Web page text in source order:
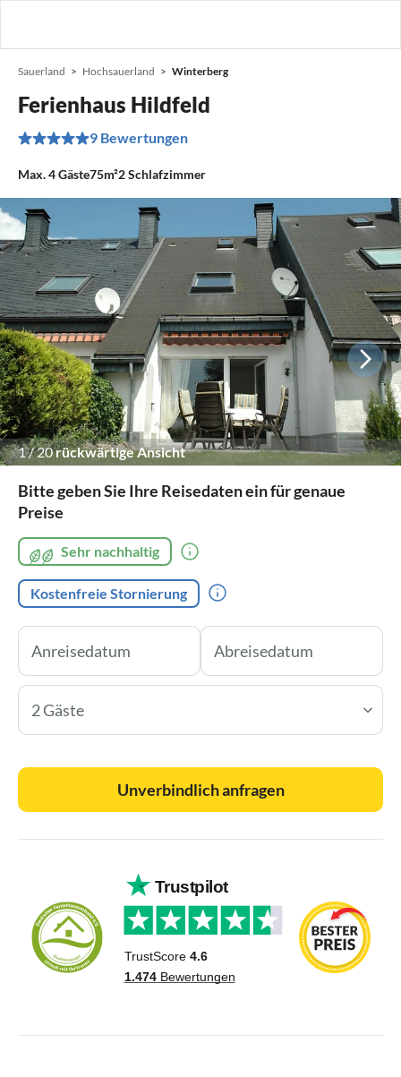
Sauerland Hochsauerland Winterberg
Ferienhaus Hildfeld
9 Bewertungen
Max.4Gäste75m²2Schlafzimmer
1/20rückwärtige Ansicht
Bitte geben Sie Ihre Reisedaten ein für genaue
Preise
Sehr nachhaltig
Kostenfreie Stornierung
2 Gäste
Unverbindlich anfragen